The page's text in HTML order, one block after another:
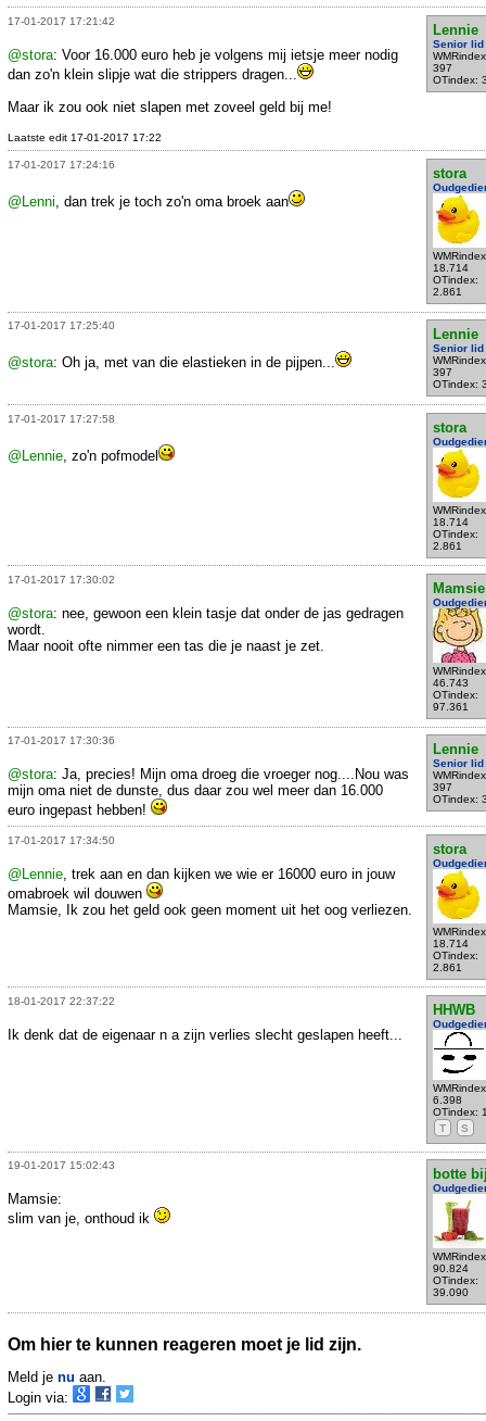
17-01-2017 17:21:42
Lennie
Senior lid
397
OTindex:
@stora: Voor 16.000 euro heb je volgens mij ietsje meer nodig
dan zo'n klein slipje wat die strippers dragen...
Maar ik zou ook niet slapen met zoveel geld bij me!
Laatste edit 17-01-2017 17:22
17-01-2017 17:24:16
stora
18.714
OTindex:
2.861
@Lenni, dan trek je toch zo'n oma broek aan
17-01-2017 17:25:40
Lennie
Senior lid
397
OTindex:
@stora: Oh ja, met van die elastieken in de pijpen...
17-01-2017 17:27:58
stora
18.714
OTindex:
2.861
@Lennie , zo'n pofmodel
17-01-2017 17:30:02
Mamsie
46.743
OTindex:
97.361
@stora: nee, gewoon een klein tasje dat onder de jas gedragen
wordt.
Maar nooit ofte nimmer een tas die je naast je zet.
17-01-2017 17:30:36
Lennie
Senior lid
397
OTindex:
@stora: Ja, precies! Mijn oma droeg die vroeger nog....Nou was
mijn oma niet de dunste, dus daar zou wel meer dan 16.000
euro ingepast hebben!
17-01-2017 17:34:50
stora
18.714
OTindex:
2.861
@Lennie , trek aan en dan kijken we wie er 16000 euro in jouw
omabroek wil douwen
Mamsie, Ik zou het geld ook geen moment uit het oog verliezen.
18-01-2017 22:37:22
HHWB
6.398
OTindex:
T
S
Ik denk dat de eigenaar n a zijn verlies slecht geslapen heeft...
19-01-2017 15:02:43
botte
90.824
OTindex:
39.090
Mamsie:
slim van je, onthoud ik
Om hier te kunnen reageren moet je lid zijn.
Meld je nu aan.
Login via: